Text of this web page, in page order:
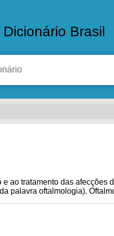
Dicionário Brasil
ao tratamento das afecções
palavra oftalmologia).